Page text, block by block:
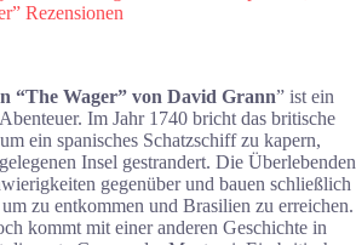
Rezensionen
“The Wager” von David Grann” ist ein
Im Jahr 1740 bricht das britische
ein spanisches Schatzschiff zu kapern,
Insel gestrandert. Die Überlebenden
gegenüber und bauen schließlich
zu entkommen und Brasilien zu erreichen.
kommt mit einer anderen Geschichte in